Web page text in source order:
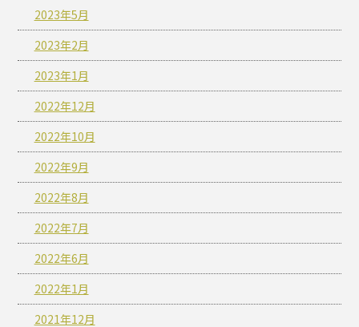
2023年5月
2023年2月
2023年1月
2022年12月
2022年10月
2022年9月
2022年8月
2022年7月
2022年6月
2022年1月
2021年12月